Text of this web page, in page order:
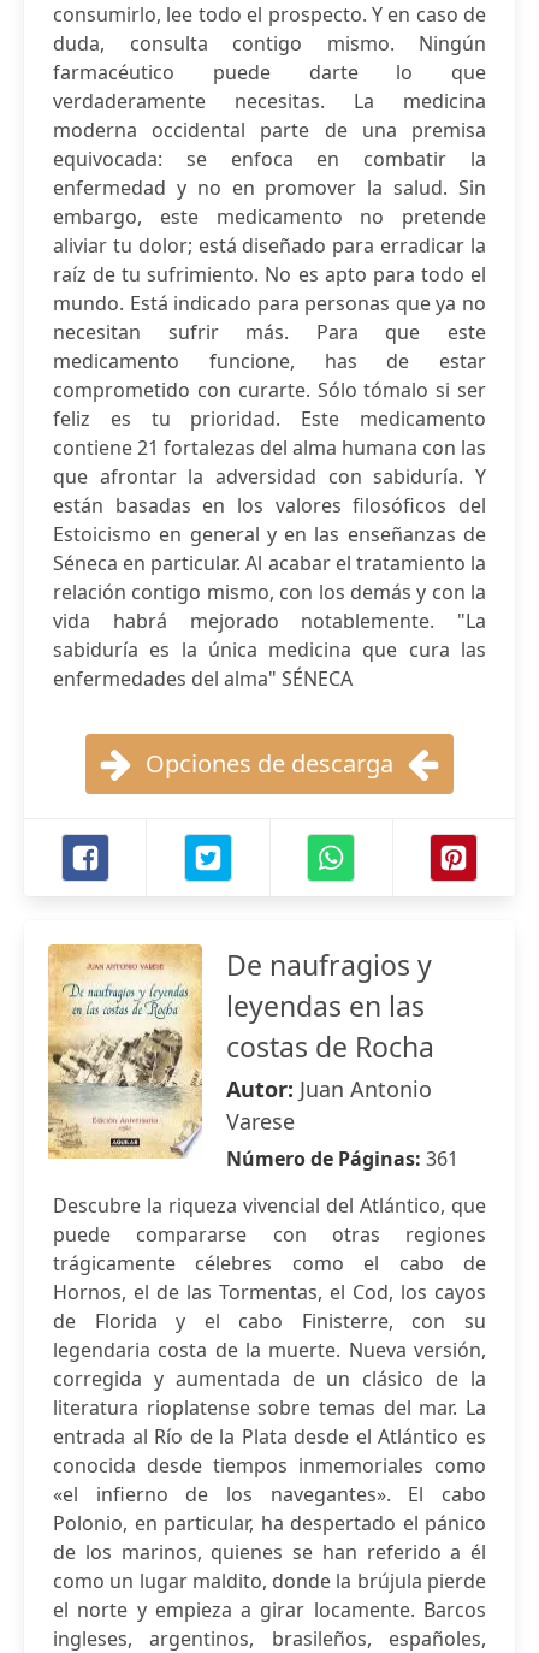
consumirlo, lee todo el prospecto. Y en caso de
duda, consulta contigo mismo. Ningún
farmacéutico puede darte lo que
verdaderamente necesitas. La medicina
moderna occidental parte de una premisa
equivocada: se enfoca en combatir la
enfermedad y no en promover la salud. Sin
embargo, este medicamento no pretende
aliviar tu dolor; está diseñado para erradicar la
raíz de tu sufrimiento. No es apto para todo el
mundo. Está indicado para personas que ya no
necesitan sufrir más. Para que este
medicamento funcione, has de estar
comprometido con curarte. Sólo tómalo si ser
feliz es tu prioridad. Este medicamento
contiene 21 fortalezas del alma humana con las
que afrontar la adversidad con sabiduría. Y
están basadas en los valores filosóficos del
Estoicismo en general y en las enseñanzas de
Séneca en particular. Al acabar el tratamiento la
relación contigo mismo, con los demás y con la
vida habrá mejorado notablemente. "La
sabiduría es la única medicina que cura las
enfermedades del alma" SÉNECA
Opciones de descarga
De naufragios y
leyendas en las
costas de Rocha
Autor: Juan Antonio
Varese
Número de Páginas: 361
Descubre la riqueza vivencial del Atlántico, que
puede compararse con otras regiones
trágicamente célebres como el cabo de
Hornos, el de las Tormentas, el Cod, los cayos
de Florida y el cabo Finisterre, con su
legendaria costa de la muerte. Nueva versión,
corregida y aumentada de un clásico de la
literatura rioplatense sobre temas del mar. La
entrada al Río de la Plata desde el Atlántico es
conocida desde tiempos inmemoriales como
«el infierno de los navegantes». El cabo
Polonio, en particular, ha despertado el pánico
de los marinos, quienes se han referido a él
como un lugar maldito, donde la brújula pierde
el norte y empieza a girar locamente. Barcos
ingleses, argentinos, brasileños, españoles,